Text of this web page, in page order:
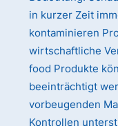
in kurzer Zeit
kontaminieren
wirtschaftliche
food Produkte
beeinträchtigt
vorbeugenden
Kontrollen